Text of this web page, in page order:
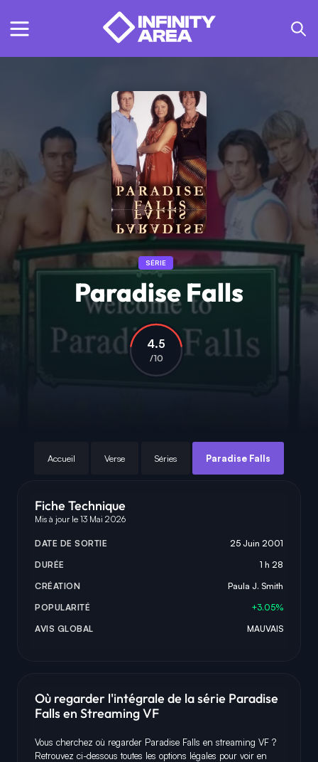
SÉRIE
Paradise Falls
4.5
/10
Accueil Verse Séries Paradise Falls
Fiche Technique
Mis à jour le 13 Mai 2026
DATE DE SORTIE
25 Juin 2001
DURÉE
1 h 28
CRÉATION
Paula J. Smith
POPULARITÉ
+3.05%
AVIS GLOBAL
MAUVAIS
Où regarder l'intégrale de la série Paradise
Falls en Streaming VF
Vous cherchez où regarder Paradise Falls en streaming VF ?
Retrouvez ci-dessous toutes les options légales pour voir en